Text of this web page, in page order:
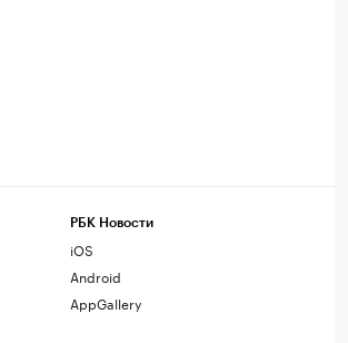
РБК Новости
iOS
Android
AppGallery